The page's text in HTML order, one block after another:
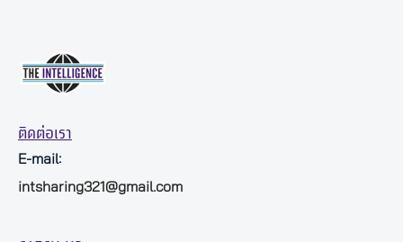
ติดต่อเรา
E-mail:
intsharing321@gmail.com